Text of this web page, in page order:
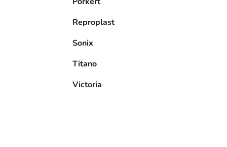
Reproplast
Sonix
Titano
Victoria